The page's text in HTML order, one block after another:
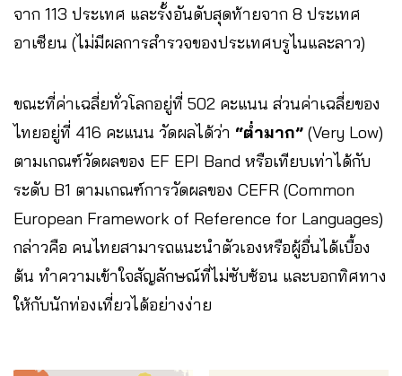
จาก 113 ประเทศ และรั้งอันดับสุดท้ายจาก 8 ประเทศ
อาเซียน (ไม่มีผลการสำรวจของประเทศบรูไนและลาว)
ขณะที่ค่าเฉลี่ยทั่วโลกอยู่ที่ 502 คะแนน ส่วนค่าเฉลี่ยของ
ไทยอยู่ที่ 416 คะแนน วัดผลได้ว่า “ต่ำมาก” (Very Low)
ตามเกณฑ์วัดผลของ EF EPI Band หรือเทียบเท่าได้กับ
ระดับ B1 ตามเกณฑ์การวัดผลของ CEFR (Common
European Framework of Reference for Languages)
กล่าวคือ คนไทยสามารถแนะนำตัวเองหรือผู้อื่นได้เบื้อง
ต้น ทำความเข้าใจสัญลักษณ์ที่ไม่ซับซ้อน และบอกทิศทาง
ให้กับนักท่องเที่ยวได้อย่างง่าย